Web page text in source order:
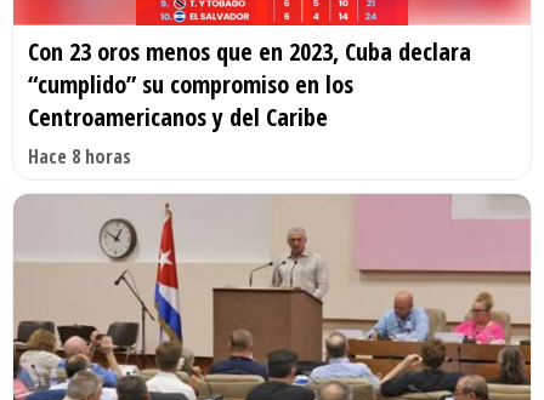
Con 23 oros menos que en 2023, Cuba declara
“cumplido” su compromiso en los
Centroamericanos y del Caribe
Hace 8 horas